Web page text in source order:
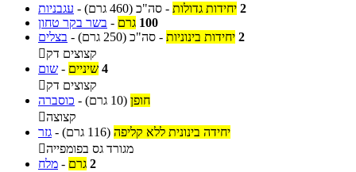
עגבניות - 2 יחידות גדולות - סה"כ (460 גרם)
בשר בקר טחון - 100 גרם
בצלים - 2 יחידות בינוניות - סה"כ (250 גרם)
קצוצים דק
שום - 4 שיניים
קצוצים דק
כוסברה - חופן (10 גרם)
קצוצה
גזר - יחידה בינונית ללא קליפה (116 גרם)
מגורד גס בפומפייה
מלח - 2 גרם